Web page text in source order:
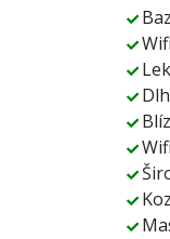
Wifi